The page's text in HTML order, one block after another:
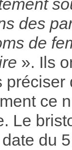
des
de
». Ils
préciser
ce
Le
du